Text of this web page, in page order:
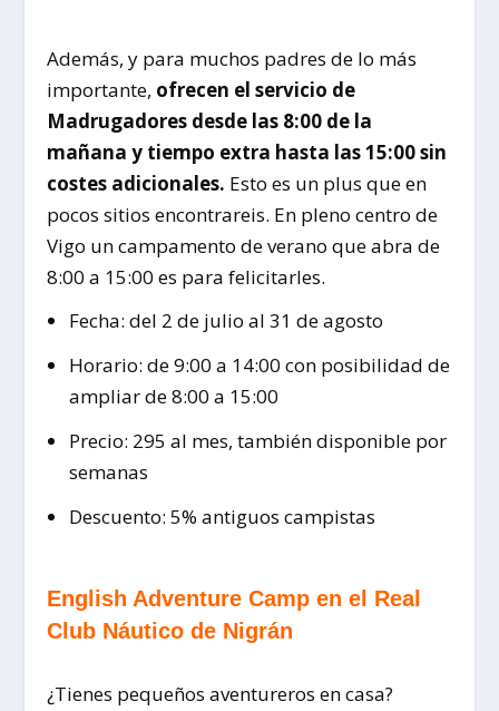
Además, y para muchos padres de lo más
importante, ofrecen el servicio de
Madrugadores desde las 8:00 de la
mañana y tiempo extra hasta las 15:00 sin
costes adicionales. Esto es un plus que en
pocos sitios encontrareis. En pleno centro de
Vigo un campamento de verano que abra de
8:00 a 15:00 es para felicitarles.
Fecha: del 2 de julio al 31 de agosto
Horario: de 9:00 a 14:00 con posibilidad de
ampliar de 8:00 a 15:00
Precio: 295 al mes, también disponible por
semanas
Descuento: 5% antiguos campistas
English Adventure Camp en el Real
Club Náutico de Nigrán
¿Tienes pequeños aventureros en casa?